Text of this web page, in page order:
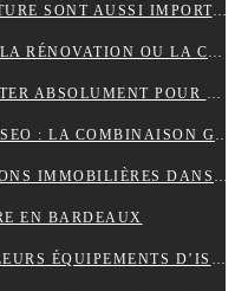
POURQUOI LES PNEUS DE VOITURE SONT AUSSI IMPORTANTS ?
QUEL BUDGET PRÉVOIR POUR LA RÉNOVATION OU LA CONSTRUCTION DE LA TOITURE ?
5 PROFESSIONNELS À CONTACTER ABSOLUMENT POUR RÉUSSIR SON MARIAGE
MAÎTRISEZ WORDPRESS ET LE SEO : LA COMBINAISON GAGNANTE POUR VOTRE SITE WEB
LES DESSOUS DES TRANSACTIONS IMMOBILIÈRES DANS LE SECTEUR HÔTELIER
EN BARDEAUX
POURQUOI CHOISIR LES MEILLEURS ÉQUIPEMENTS D’ISOLATION PHONIQUE POUR TOITURE ?